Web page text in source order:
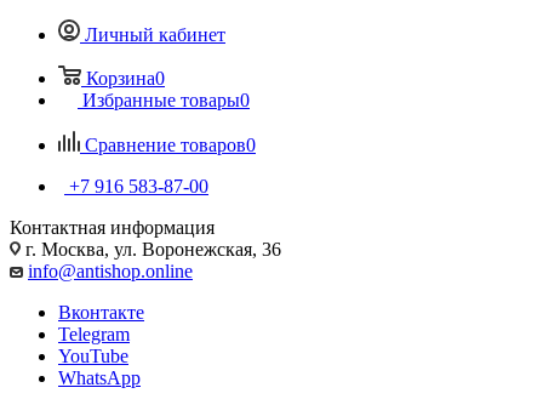
Личный кабинет
Корзина0
Избранные товары0
Сравнение товаров0
+7 916 583-87-00
Контактная информация
г. Москва, ул. Воронежская, 36
info@antishop.online
Вконтакте
Telegram
YouTube
WhatsApp